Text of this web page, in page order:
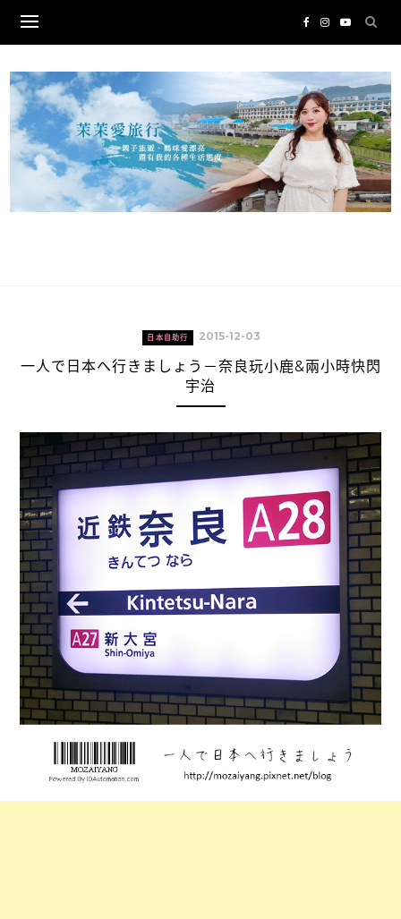
content
日本自助行 2015-12-03
一人で日本へ行きましょう－奈良玩小鹿&兩小時快閃
宇治